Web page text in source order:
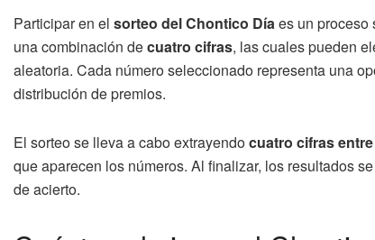
Participar en el sorteo del Chontico Díaes un proceso
una combinación decuatro cifras, las cuales pueden
aleatoria. Cada número seleccionado representa una
distribución de premios.
El sorteo se lleva a cabo extrayendocuatro cifras entre
que aparecen los números. Al finalizar, los resultados
de acierto.